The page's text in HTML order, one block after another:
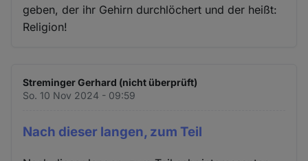
geben, der ihr Gehirn durchlöchert und der heißt:
Religion!
Streminger Gerhard (nicht überprüft)
So. 10 Nov 2024 - 09:59
Nach dieser langen, zum Teil